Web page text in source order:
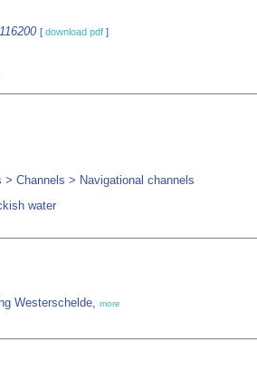
[ download pdf ]
> Channels > Navigational channels
water
Westerschelde, more